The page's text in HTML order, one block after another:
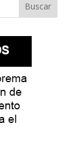
Buscar